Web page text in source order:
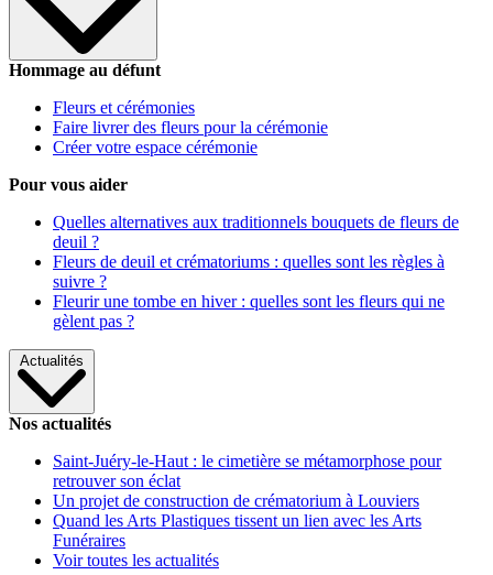
Hommage au défunt
Fleurs et cérémonies
Faire livrer des fleurs pour la cérémonie
Créer votre espace cérémonie
Pour vous aider
Quelles alternatives aux traditionnels bouquets de fleurs de
deuil ?
Fleurs de deuil et crématoriums : quelles sont les règles à
suivre ?
Fleurir une tombe en hiver : quelles sont les fleurs qui ne
gèlent pas ?
Actualités
Nos actualités
Saint-Juéry-le-Haut : le cimetière se métamorphose pour
retrouver son éclat
Un projet de construction de crématorium à Louviers
Quand les Arts Plastiques tissent un lien avec les Arts
Funéraires
Voir toutes les actualités